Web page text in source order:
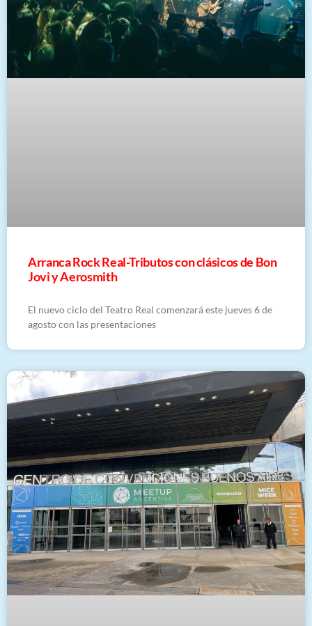
Arranca Rock Real-Tributos con clásicos de Bon
Jovi y Aerosmith
El nuevo ciclo del Teatro Real comenzará este jueves 6 de
agosto con las presentaciones